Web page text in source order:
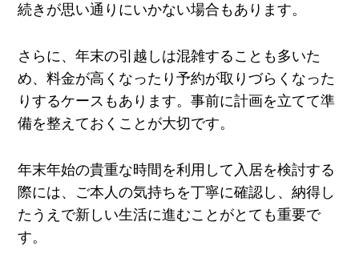
続きが思い通りにいかない場合もあります。
さらに、年末の引越しは混雑することも多いた
め、料金が高くなったり予約が取りづらくなった
りするケースもあります。事前に計画を立てて準
備を整えておくことが大切です。
年末年始の貴重な時間を利用して入居を検討する
際には、ご本人の気持ちを丁寧に確認し、納得し
たうえで新しい生活に進むことがとても重要で
す。